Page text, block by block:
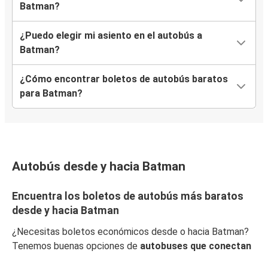
Batman?
¿Puedo elegir mi asiento en el autobús a
Batman?
¿Cómo encontrar boletos de autobús baratos
para Batman?
Autobús desde y hacia Batman
Encuentra los boletos de autobús más baratos
desde y hacia Batman
¿Necesitas boletos económicos desde o hacia Batman?
Tenemos buenas opciones de autobuses que conectan